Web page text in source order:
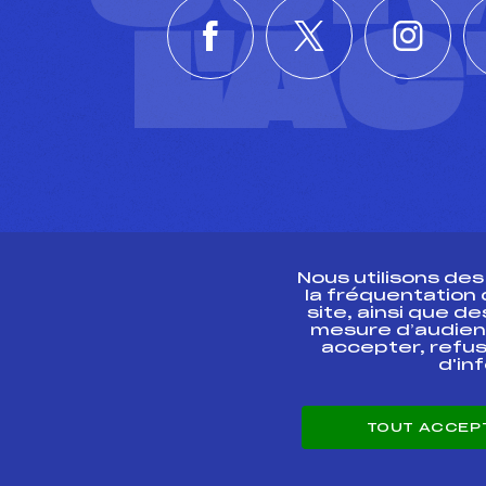
ESPACE PRESSE
Nous utilisons
la fréquentation
site, ainsi que
mesure
accepter,
TOUT